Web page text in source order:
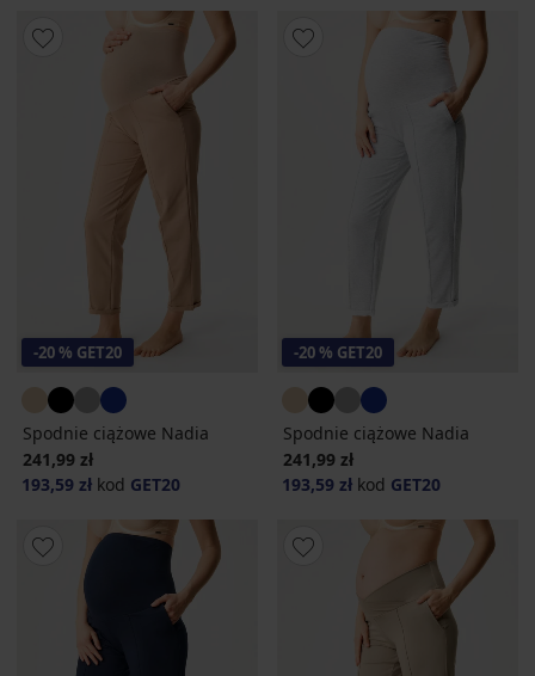
-20 % GET20
Spodnie ciążowe Nadia
241,99 zł
193,59 zł kod GET20
-20 % GET20
Spodnie ciążowe Nadia
241,99 zł
193,59 zł kod GET20